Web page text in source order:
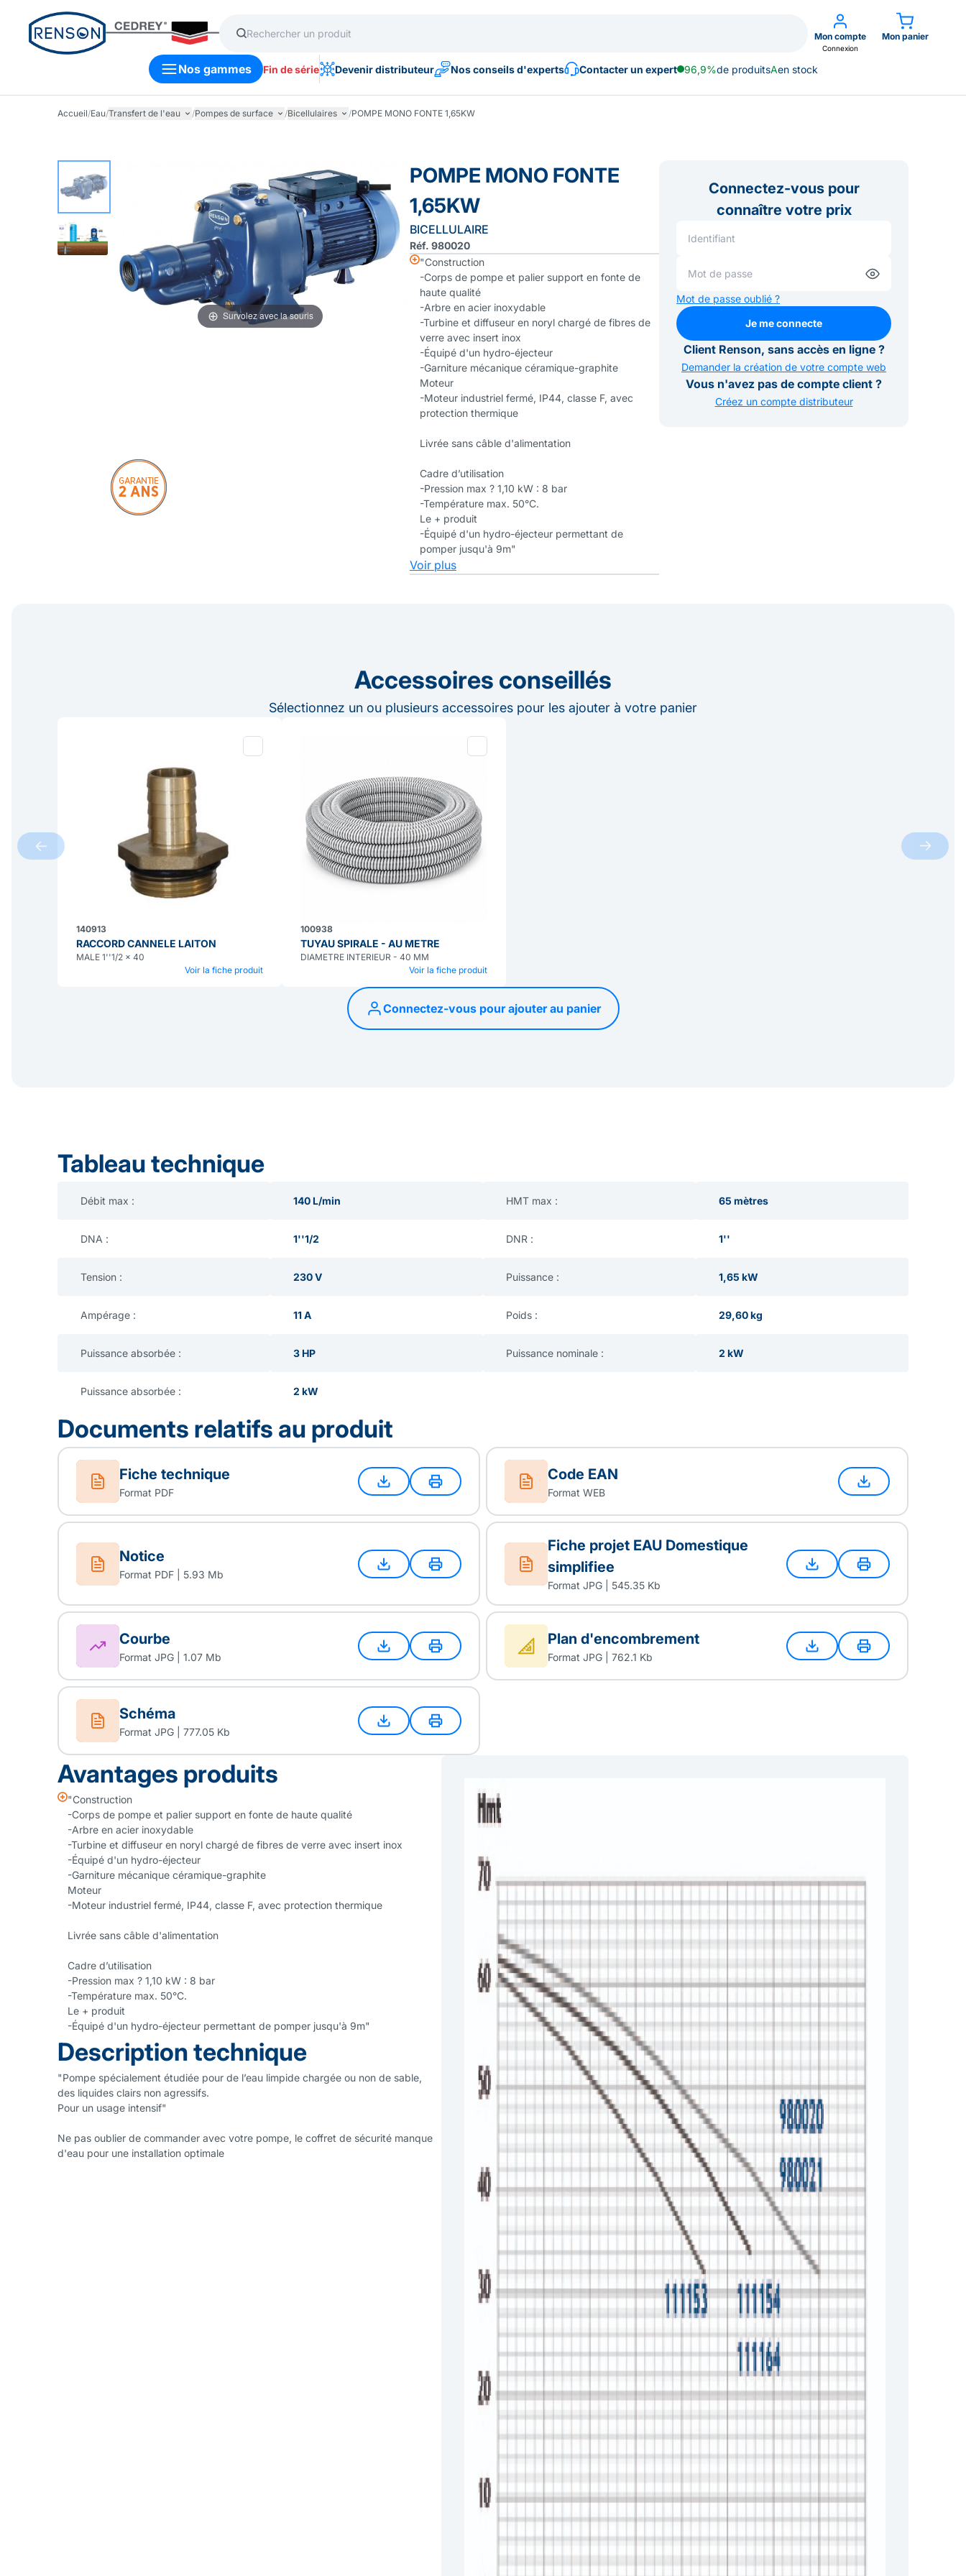
Mon compte
Connexion
Mon panier
Nos gammes Fin de série Devenir distributeur Nos conseils d'experts Contacter un expert 96,9%de produitsAen stock
Accueil/Eau/Transfert de l'eau /Pompes de surface /Bicellulaires /POMPE MONO FONTE 1,65KW
Survolez avec la souris
POMPE MONO FONTE
1,65KW
BICELLULAIRE
Réf. 980020
"Construction
-Corps de pompe et palier support en fonte de
haute qualité
-Arbre en acier inoxydable
-Turbine et diffuseur en noryl chargé de fibres de
verre avec insert inox
-Équipé d'un hydro-éjecteur
-Garniture mécanique céramique-graphite
Moteur
-Moteur industriel fermé, IP44, classe F, avec
protection thermique
Livrée sans câble d'alimentation
Cadre d’utilisation
-Pression max ? 1,10 kW : 8 bar
-Température max. 50°C.
Le + produit
-Équipé d'un hydro-éjecteur permettant de
pomper jusqu'à 9m"
Voir plus
Connectez-vous pour
connaître votre prix
Mot de passe oublié ?
Je me connecte
Client Renson, sans accès en ligne ?
Demander la création de votre compte web
Vous n'avez pas de compte client ?
Créez un compte distributeur
Accessoires conseillés
Sélectionnez un ou plusieurs accessoires pour les ajouter à votre panier
140913
RACCORD CANNELE LAITON
MALE 1''1/2 x 40
Voir la fiche produit
100938
TUYAU SPIRALE - AU METRE
DIAMETRE INTERIEUR - 40 MM
Voir la fiche produit
Connectez-vous pour ajouter au panier
Tableau technique
Débit max : 140 L/min HMT max : 65 mètres
DNA : 1''1/2 DNR : 1''
Tension : 230 V Puissance : 1,65 kW
Ampérage : 11 A Poids : 29,60 kg
Puissance absorbée : 3 HP Puissance nominale : 2 kW
Puissance absorbée : 2 kW
Documents relatifs au produit
Fiche technique
Format PDF
Code EAN
Format WEB
Notice
Format PDF | 5.93 Mb
Fiche projet EAU Domestique
simplifiee
Format JPG | 545.35 Kb
Courbe
Format JPG | 1.07 Mb
Plan d'encombrement
Format JPG | 762.1 Kb
Schéma
Format JPG | 777.05 Kb
Avantages produits
"Construction
-Corps de pompe et palier support en fonte de haute qualité
-Arbre en acier inoxydable
-Turbine et diffuseur en noryl chargé de fibres de verre avec insert inox
-Équipé d'un hydro-éjecteur
-Garniture mécanique céramique-graphite
Moteur
-Moteur industriel fermé, IP44, classe F, avec protection thermique
Livrée sans câble d'alimentation
Cadre d’utilisation
-Pression max ? 1,10 kW : 8 bar
-Température max. 50°C.
Le + produit
-Équipé d'un hydro-éjecteur permettant de pomper jusqu'à 9m"
Description technique
"Pompe spécialement étudiée pour de l’eau limpide chargée ou non de sable,
des liquides clairs non agressifs.
Pour un usage intensif"
Ne pas oublier de commander avec votre pompe, le coffret de sécurité manque
d'eau pour une installation optimale